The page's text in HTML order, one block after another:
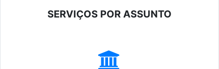
SERVIÇOS POR ASSUNTO